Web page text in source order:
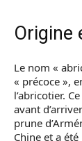
Origine
Le nom «
« précoce »,
l’abricotier.
avant
prune
Chine et a